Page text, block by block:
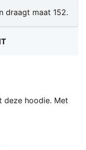
draagt maat 152.
deze hoodie. Met
boorden en
perfect voor elk
waar je